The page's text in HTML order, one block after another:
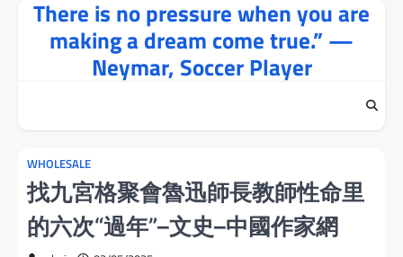
There is no pressure when you are
making a dream come true.” —
Neymar, Soccer Player
WHOLESALE
找九宮格聚會魯迅師長教師性命里
的六次“過年”–文史–中國作家網